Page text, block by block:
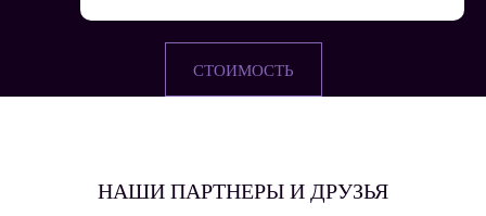
СТОИМОСТЬ
НАШИ ПАРТНЕРЫ И ДРУЗЬЯ